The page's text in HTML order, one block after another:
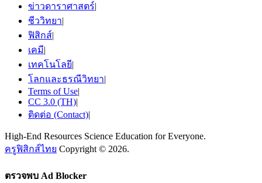
ข่าวดาราศาสตร์|
ชีววิทยา|
ฟิสิกส์|
เคมี|
เทคโนโลยี|
โลกและธรณีวิทยา|
Terms of Use|
CC 3.0 (TH)|
ติดต่อ (Contact)|
High-End Resources Science Education for Everyone.
ครูฟิสิกส์ไทย Copyright © 2026.
ตรวจพบ Ad Blocker